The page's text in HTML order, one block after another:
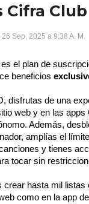
Cifra Club
Sep, 2025 a 9:38 A. M.
el plan de
beneficios
disfrutas de una
web y en las apps
Además,
amplías el
y tienes
tocar sin
crear hasta mil listas
como en la app